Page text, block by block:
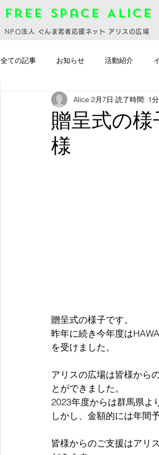
Free Space Alice
NPO法人 ぐんま若者応援ネット アリスの広場
全ての記事 お知らせ 活動紹介
群馬県 お休み
贈呈式の
様
Alice 2月7日 読了時間: 1分
贈呈式の様子です。
昨年に続き今年度は
を受けました。
アリスの広場は皆様から
とができました。
2023年度からは群馬県よ
しかし、金額的には年間
皆様からのご支援はアリ